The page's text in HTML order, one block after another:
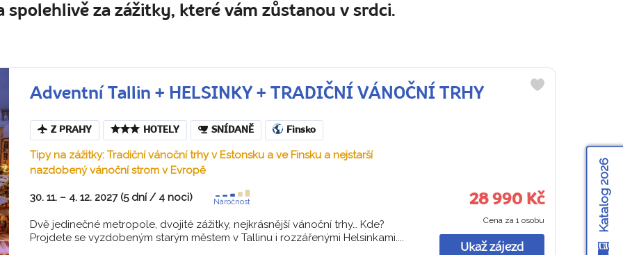
spolehlivě za zážitky, které vám zůstanou v srdci.
Adventní Tallin + HELSINKY + TRADIČNÍ VÁNOČNÍ TRHY
Z PRAHY HOTELY SNÍDANĚ Finsko
Tipy na zážitky: Tradiční vánoční trhy v Estonsku a ve Finsku a nejstarší
nazdobený vánoční strom v Evropě
30. 11. – 4. 12. 2027 (5 dní / 4 noci) Náročnost
Dvě jedinečné metropole, dvojité zážitky, nejkrásnější vánoční trhy… Kde?
Projdete se vyzdobeným starým městem v Tallinu i rozzářenými Helsinkami....
28 990 Kč
Cena za 1 osobu
Ukaž zájezd
Katalog 2026